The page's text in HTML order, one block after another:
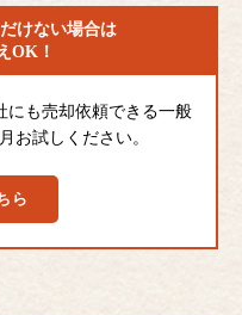
けない場合は
OK！
にも売却依頼できる一般
お試しください。
ら